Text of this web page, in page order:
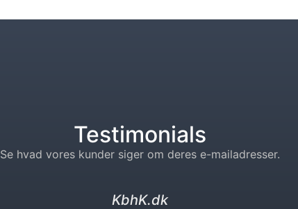
Testimonials
Se hvad vores kunder siger om deres e-mailadresser.
kebabser. dk